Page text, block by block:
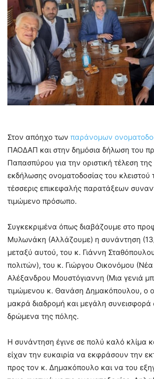
Στον απόηχο των παράνομων
ΠΑΟΔΑΠ και στην δημόσια δήλωση του
Παπασπύρου για την οριστική τέλεση
εκδήλωσης ονοματοδοσίας του κλειστού
τέσσερις επικεφαλής παρατάξεων
τιμώμενο πρόσωπο.
Συγκεκριμένα όπως διαβάζουμε στο
Μυλωνάκη (Αλλάζουμε) η συνάντηση
μεταξύ αυτού, του κ. Γιάννη
πολιτών), του κ. Γιώργου Οικονόμου
Αλέξανδρου Μουστόγιαννη (Μια γενιά
τιμώμενου κ. Θανάση Δημακόπουλου, ο
μακρά διαδρομή και μεγάλη συνεισφορά
δρώμενα της πόλης.
Η συνάντηση έγινε σε πολύ καλό κλίμα
είχαν την ευκαιρία να εκφράσουν την
προς τον κ. Δημακόπουλο και να του